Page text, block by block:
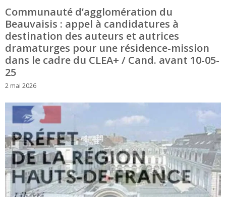
Communauté d’agglomération du
Beauvaisis : appel à candidatures à
destination des auteurs et autrices
dramaturges pour une résidence-mission
dans le cadre du CLEA+ / Cand. avant 10-05-
25
2 mai 2026